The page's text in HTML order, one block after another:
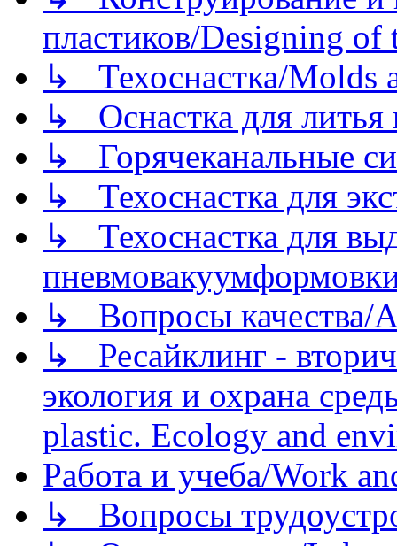
пластиков/Designing of
↳ Техоснастка/Molds
↳ Оснастка для литья
↳ Горячеканальные
↳ Техоснастка для
↳ Техоснастка для
↳ Вопросы качества/
↳ Ресайклинг -
экология и охрана
plastic. Ecology and
Работа и учеба/Work
↳ Вопросы